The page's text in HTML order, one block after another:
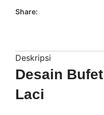
Share:
Deskripsi
Desain
Laci